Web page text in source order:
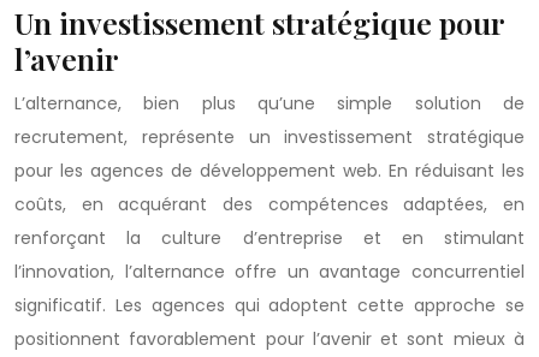
Un investissement stratégique pour
l’avenir
L’alternance, bien plus qu’une simple solution de
recrutement, représente un investissement stratégique
pour les agences de développement web. En réduisant les
coûts, en acquérant des compétences adaptées, en
renforçant la culture d’entreprise et en stimulant
l’innovation, l’alternance offre un avantage concurrentiel
significatif. Les agences qui adoptent cette approche se
positionnent favorablement pour l’avenir et sont mieux à